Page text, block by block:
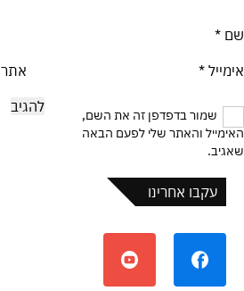
שם *
אימייל * אתר
שמור בדפדפן זה את השם,
האימייל והאתר שלי לפעם הבאה
שאגיב.
עקבו אחרינו